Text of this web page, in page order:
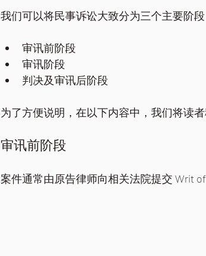
我们可以将民事诉讼大致分为三个主要阶段
审讯前阶段
审讯阶段
判决及审讯后阶段
为了方便说明，在以下内容中，我们将读者
审讯前阶段
案件通常由原告律师向相关法院提交 Writ of